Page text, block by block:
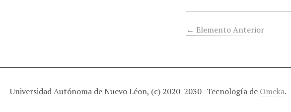
← Elemento Anterior
Universidad Autónoma de Nuevo Léon, (c) 2020-2030 -Tecnología de Omeka.